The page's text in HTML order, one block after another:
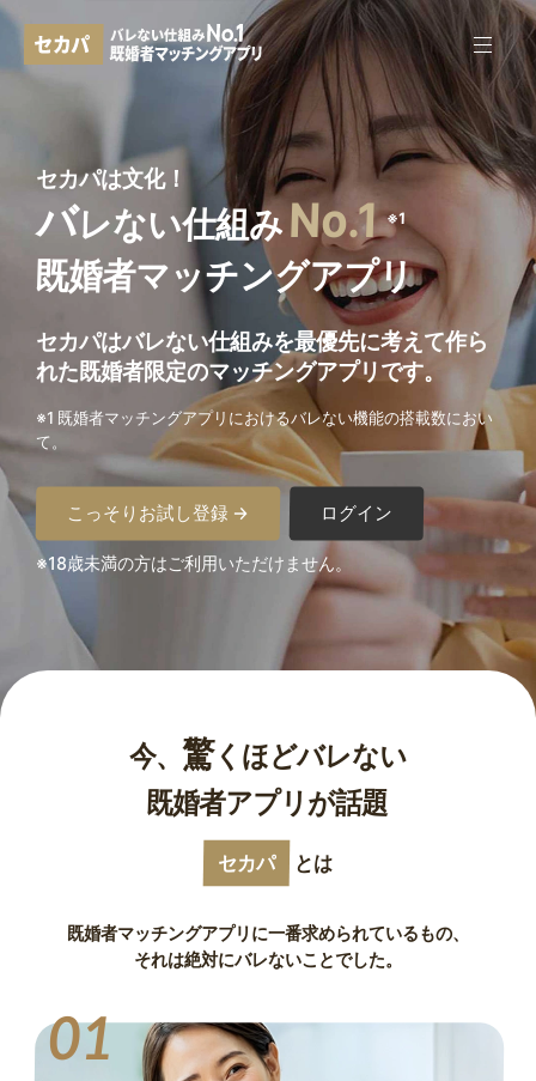
セカパは文化！
バレない仕組みNo.1 ※1
既婚者マッチングアプリ
セカパはバレない仕組みを最優先に考えて作ら
れた既婚者限定のマッチングアプリです。
※1 既婚者マッチングアプリにおけるバレない機能の搭載数におい
て。
こっそりお試し登録 → ログイン
※18歳未満の方はご利用いただけません。
今、驚くほどバレない
既婚者アプリが話題
セカパ とは
既婚者マッチングアプリに一番求められているもの、
それは絶対にバレないことでした。
01